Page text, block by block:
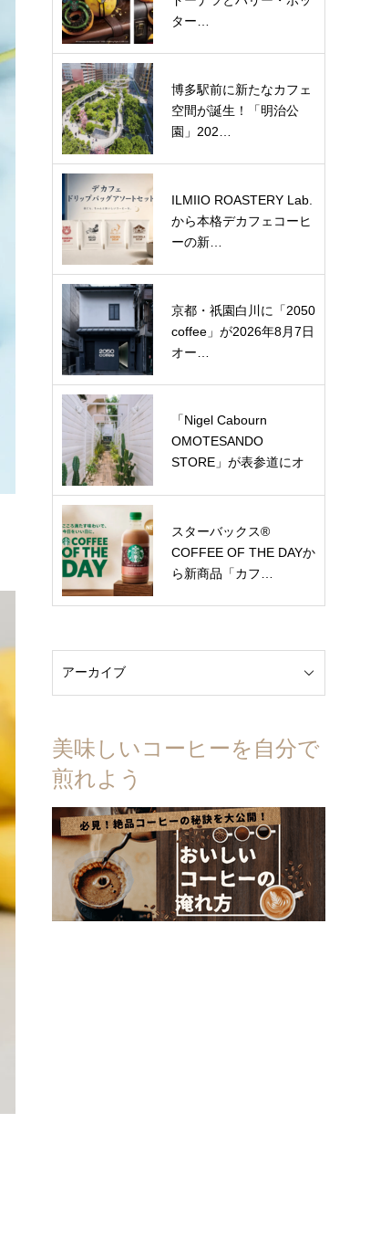
ター…
博多駅前に新たなカフェ
空間が誕生！「明治公
園」202…
ILMIIO ROASTERY Lab.
から本格デカフェコーヒ
ーの新…
京都・祇園白川に「2050
coffee」が2026年8月7日
オー…
「Nigel Cabourn
OMOTESANDO
STORE」が表参道にオ
スターバックス®
COFFEE OF THE DAYか
ら新商品「カフ…
美味しいコーヒーを自分で
煎れよう